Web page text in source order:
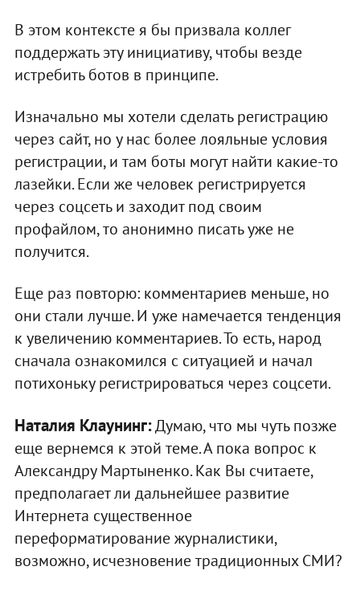
В этом контексте я бы призвала коллег
поддержать эту инициативу, чтобы везде
истребить ботов в принципе.
Изначально мы хотели сделать регистрацию
через сайт, но у нас более лояльные условия
регистрации, и там боты могут найти какие-то
лазейки. Если же человек регистрируется
через соцсеть и заходит под своим
профайлом, то анонимно писать уже не
получится.
Еще раз повторю: комментариев меньше, но
они стали лучше. И уже намечается тенденция
к увеличению комментариев. То есть, народ
сначала ознакомился с ситуацией и начал
потихоньку регистрироваться через соцсети.
Наталия Клаунинг:Думаю, что мы чуть позже
еще вернемся к этой теме. А пока вопрос к
Александру Мартыненко. Как Вы считаете,
предполагает ли дальнейшее развитие
Интернета существенное
переформатирование журналистики,
возможно, исчезновение традиционных СМИ?